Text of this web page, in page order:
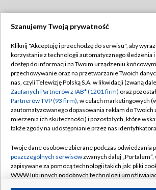
TVP
Abonament TVP
Emisja w TVP
Centrum informacji TVP
Naziemna Telewizja Cyfrowa
Rada Programowa
System NOS
Informacje o nadawcy
Regulamin TVP
Polityka prywatności
Moje zgody
Pomoc
Kontakt
Szanujemy Twoją prywatność
Kliknij "Akceptuję i przechodzę do serwisu", aby
korzystanie z technologii automatycznego śledzenia i
dostęp do informacji na Twoim urządzeniu
przechowywanie oraz na przetwarzanie Twoich
nas, czyli Telewizję Polską S.A. w likwidacji (zwaną
Zaufanych Partnerów z IAB* (1201 firm) oraz
Partnerów TVP (93 firm), w celach marketingowych
zautomatyzowanego dopasowania reklam do Twoich
mierzenia ich skuteczności) i pozostałych, które
także zgody na udostępnianie przez nas
Twoje dane osobowe zbierane podczas odwiedzania
poszczególnych serwisówzwanych dalej
zapisywane za pomocą technologii takich jak: pliki
WWW lub innych podobnych technologii